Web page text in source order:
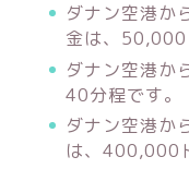
ダナン空港か
金は、50,000
ダナン空港か
40分程です。
ダナン空港か
は、400,000